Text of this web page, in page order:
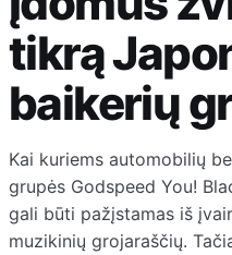
tikrą
baikerių
Kai kuriems automobilių
grupės Godspeed You!
gali būti pažįstamas iš
muzikinių grojaraščių.